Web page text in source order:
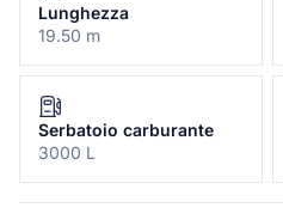
Lunghezza
19.50 m
Serbatoio carburante
3000 L